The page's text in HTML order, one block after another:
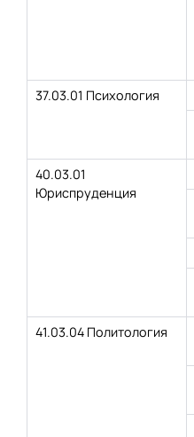
37.03.01 Психология
40.03.01
Юриспруденция
41.03.04 Политология